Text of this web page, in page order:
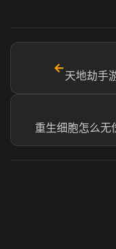
←
天地劫手
重生细胞怎么